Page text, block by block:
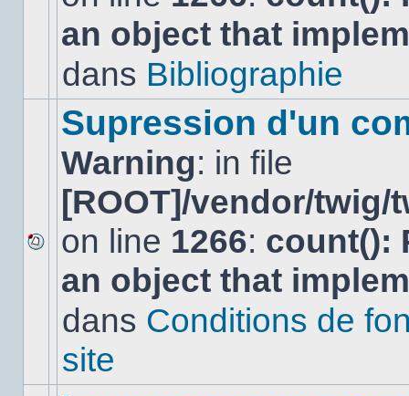
nouveau
message
non-
dans
an object that
dans Bibliographie
Aucun
nouveau
message
sujet.
Supression d'un
Warning: in file
[ROOT]/vendor/
on line 1266: count():
an object that
dans Conditions de
site